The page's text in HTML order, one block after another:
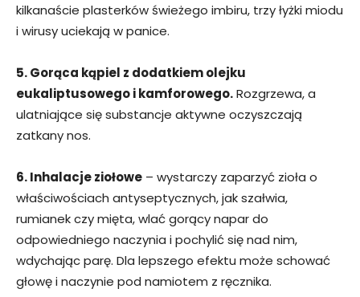
kilkanaście plasterków świeżego imbiru, trzy łyżki miodu
i wirusy uciekają w panice.
5. Gorąca kąpiel z dodatkiem olejku
eukaliptusowego i kamforowego.Rozgrzewa, a
ulatniające się substancje aktywne oczyszczają
zatkany nos.
6. Inhalacje ziołowe – wystarczy zaparzyć zioła o
właściwościach antyseptycznych, jak szałwia,
rumianek czy mięta, wlać gorący napar do
odpowiedniego naczynia i pochylić się nad nim,
wdychając parę. Dla lepszego efektu może schować
głowę i naczynie pod namiotem z ręcznika.